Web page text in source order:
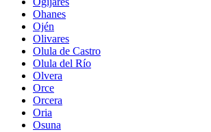
Ohanes
Ojén
Olivares
Olula de Castro
Olula del Río
Olvera
Orce
Orcera
Oria
Osuna